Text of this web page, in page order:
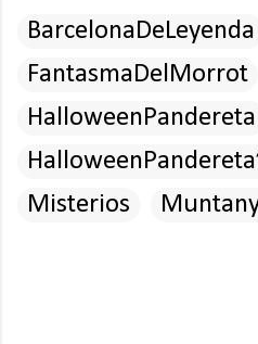
BarcelonaDeLeyenda
FantasmaDelMorrot
HalloweenPandereta
Misterios